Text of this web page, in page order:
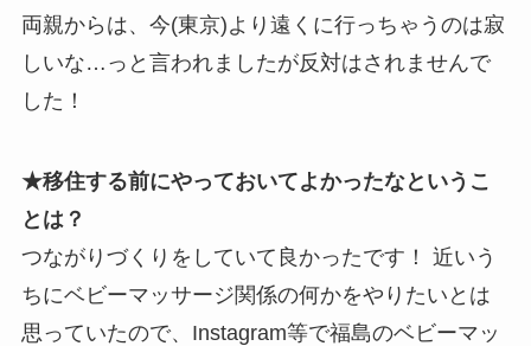
両親からは、今(東京)より遠くに行っちゃうのは寂
しいな…っと言われましたが反対はされませんで
した！
★移住する前にやっておいてよかったなというこ
とは？
つながりづくりをしていて良かったです！ 近いう
ちにベビーマッサージ関係の何かをやりたいとは
思っていたので、Instagram等で福島のベビーマッ